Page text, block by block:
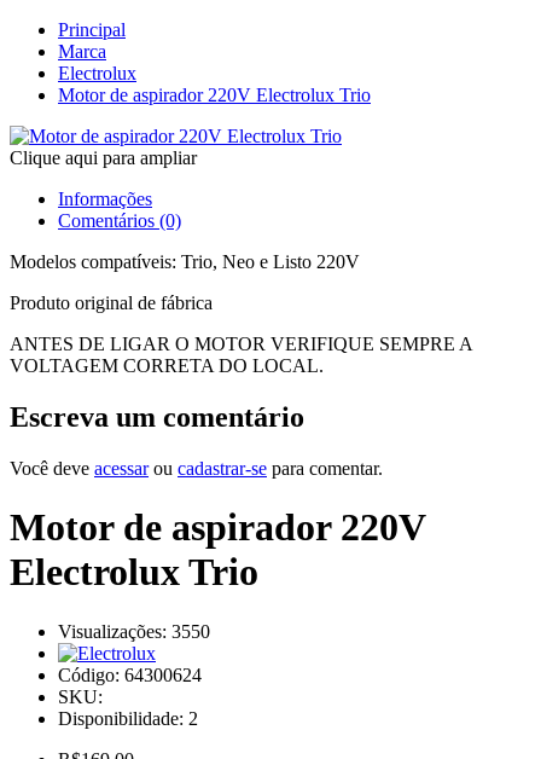
Principal
Marca
Electrolux
Motor de aspirador 220V Electrolux Trio
Clique aqui para ampliar
Informações
Comentários (0)
Modelos compatíveis: Trio, Neo e Listo 220V
Produto original de fábrica
ANTES DE LIGAR O MOTOR VERIFIQUE SEMPRE A
VOLTAGEM CORRETA DO LOCAL.
Escreva um comentário
Você deve acessarou cadastrar-se para comentar.
Motor de aspirador 220V
Electrolux Trio
Visualizações: 3550
Código: 64300624
SKU:
Disponibilidade: 2